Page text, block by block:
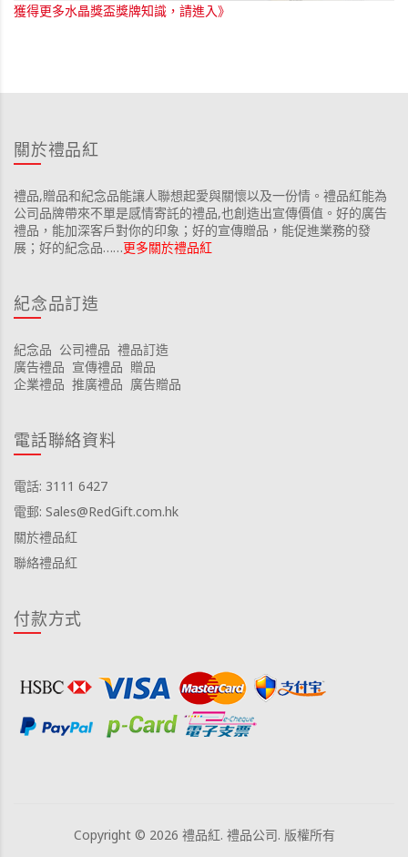
獲得更多水晶獎盃獎牌知識，請進入》
關於禮品紅
禮品,贈品和紀念品能讓人聯想起愛與關懷以及一份情。禮品紅能為
公司品牌帶來不單是感情寄託的禮品,也創造出宣傳價值。好的廣告
禮品，能加深客戶對你的印象；好的宣傳贈品，能促進業務的發
展；好的紀念品……更多關於禮品紅
紀念品訂造
紀念品 公司禮品 禮品訂造
廣告禮品 宣傳禮品 贈品
企業禮品 推廣禮品 廣告贈品
電話聯絡資料
電話: 3111 6427
電郵: Sales@RedGift.com.hk
關於禮品紅
聯絡禮品紅
付款方式
Copyright © 2026 禮品紅. 禮品公司. 版權所有